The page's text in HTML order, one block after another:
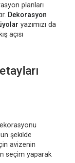
planları
Dekorasyon
yazımızı da
açısı
şekilde
avizenin
seçim yaparak